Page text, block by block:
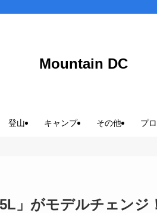
Mountain DC
登山 キャンプ その他 プ
」がモデルチェンジ